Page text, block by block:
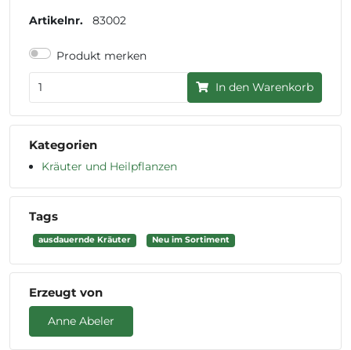
Artikelnr. 83002
Produkt merken
In den Warenkorb
Kategorien
Kräuter und Heilpflanzen
Tags
ausdauernde Kräuter Neu im Sortiment
Erzeugt von
Anne Abeler